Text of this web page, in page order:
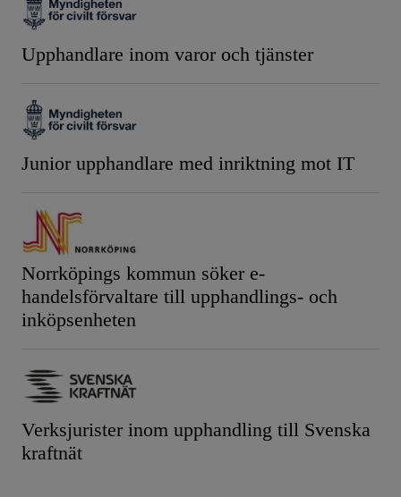
Upphandlare inom varor och tjänster
Junior upphandlare med inriktning mot IT
Norrköpings kommun söker e-
handelsförvaltare till upphandlings- och
inköpsenheten
Verksjurister inom upphandling till Svenska
kraftnät